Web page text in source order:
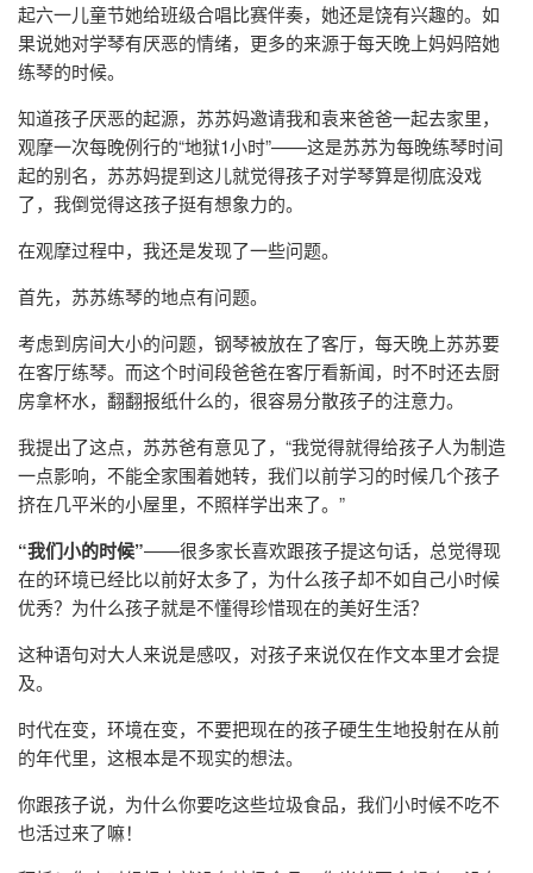
起六一儿童节她给班级合唱比赛伴奏，她还是饶有兴趣的。如
果说她对学琴有厌恶的情绪，更多的来源于每天晚上妈妈陪她
练琴的时候。
知道孩子厌恶的起源，苏苏妈邀请我和袁来爸爸一起去家里，
观摩一次每晚例行的“地狱1小时”——这是苏苏为每晚练琴时间
起的别名，苏苏妈提到这儿就觉得孩子对学琴算是彻底没戏
了，我倒觉得这孩子挺有想象力的。
在观摩过程中，我还是发现了一些问题。
首先，苏苏练琴的地点有问题。
考虑到房间大小的问题，钢琴被放在了客厅，每天晚上苏苏要
在客厅练琴。而这个时间段爸爸在客厅看新闻，时不时还去厨
房拿杯水，翻翻报纸什么的，很容易分散孩子的注意力。
我提出了这点，苏苏爸有意见了，“我觉得就得给孩子人为制造
一点影响，不能全家围着她转，我们以前学习的时候几个孩子
挤在几平米的小屋里，不照样学出来了。”
“我们小的时候”——很多家长喜欢跟孩子提这句话，总觉得现
在的环境已经比以前好太多了，为什么孩子却不如自己小时候
优秀？为什么孩子就是不懂得珍惜现在的美好生活？
这种语句对大人来说是感叹，对孩子来说仅在作文本里才会提
及。
时代在变，环境在变，不要把现在的孩子硬生生地投射在从前
的年代里，这根本是不现实的想法。
你跟孩子说，为什么你要吃这些垃圾食品，我们小时候不吃不
也活过来了嘛！